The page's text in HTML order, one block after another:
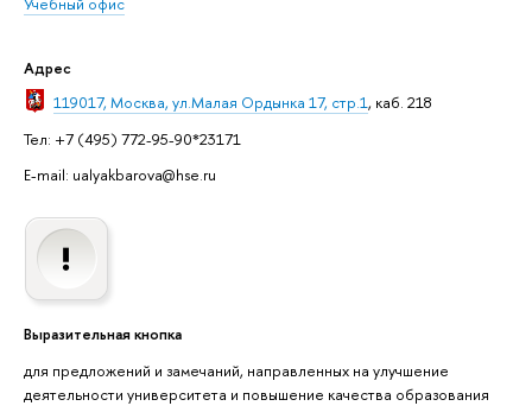
Адрес
119017, Москва, ул.Малая Ордынка 17, стр.1, каб. 218
Тел: +7 (495) 772-95-90*23171
E-mail: ualyakbarova@hse.ru
Выразительная кнопка
для предложений и замечаний, направленных на улучшение
деятельности университета и повышение качества образования